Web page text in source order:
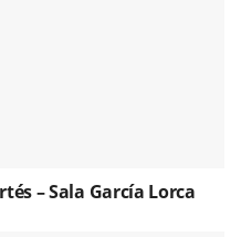
– Sala García Lorca